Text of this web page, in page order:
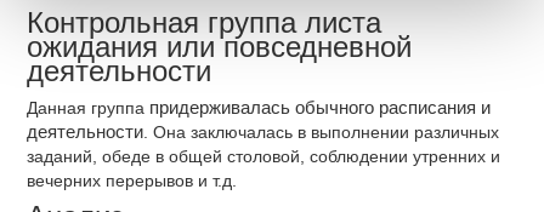
Контрольная группа листа
ожидания или повседневной
деятельности
Данная группа придерживалась обычного расписания и
деятельности . Она заключалась в выполнении различных
заданий, обеде в общей столовой, соблюдении утренних и
вечерних перерывов и т.д.